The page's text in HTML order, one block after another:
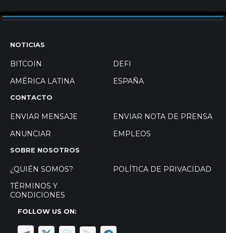
NOTICIAS
BITCOIN
DEFI
AMÉRICA LATINA
ESPAÑA
CONTACTO
ENVIAR MENSAJE
ENVIAR NOTA DE PRENSA
ANUNCIAR
EMPLEOS
SOBRE NOSOTROS
¿QUIÉN SOMOS?
POLÍTICA DE PRIVACIDAD
TÉRMINOS Y
CONDICIONES
FOLLOW US ON: